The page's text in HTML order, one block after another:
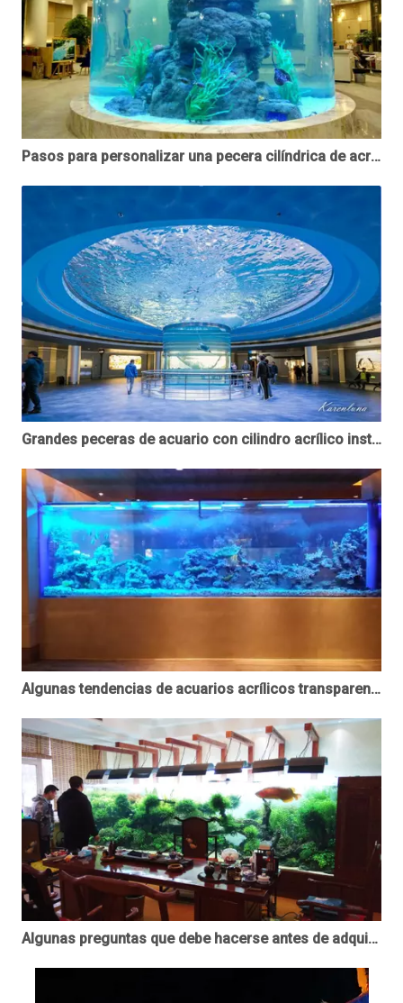
Pasos para personalizar una pecera cilíndrica de acrílico.-- Acrílico Leyu
Grandes peceras de acuario con cilindro acrílico instaladas en un centro comercial - Leyu Acrylic
Algunas tendencias de acuarios acrílicos transparentes para casas de lujo que lo inspirarán en 2024
Algunas preguntas que debe hacerse antes de adquirir un acuario de peces acrílico personalizado - leyu Acrylic